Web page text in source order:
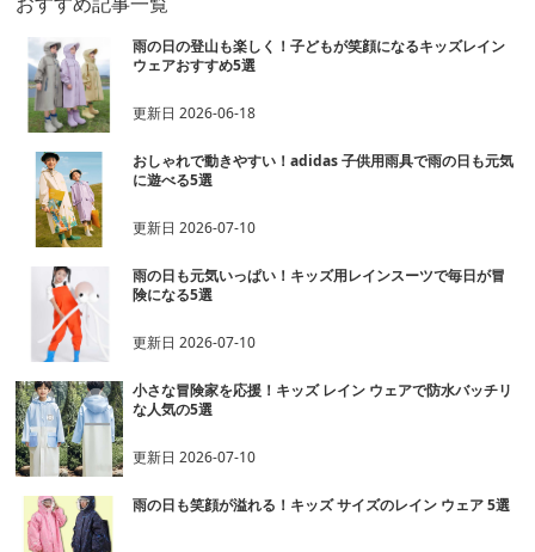
雨の日の登山も楽しく！子どもが笑顔になるキッズレイン
ウェアおすすめ5選
更新日2026-06-18
おしゃれで動きやすい！adidas 子供用雨具で雨の日も元気
に遊べる5選
更新日2026-07-10
雨の日も元気いっぱい！キッズ用レインスーツで毎日が冒
険になる5選
更新日2026-07-10
小さな冒険家を応援！キッズ レイン ウェアで防水バッチリ
な人気の5選
更新日2026-07-10
雨の日も笑顔が溢れる！キッズ サイズのレイン ウェア 5選